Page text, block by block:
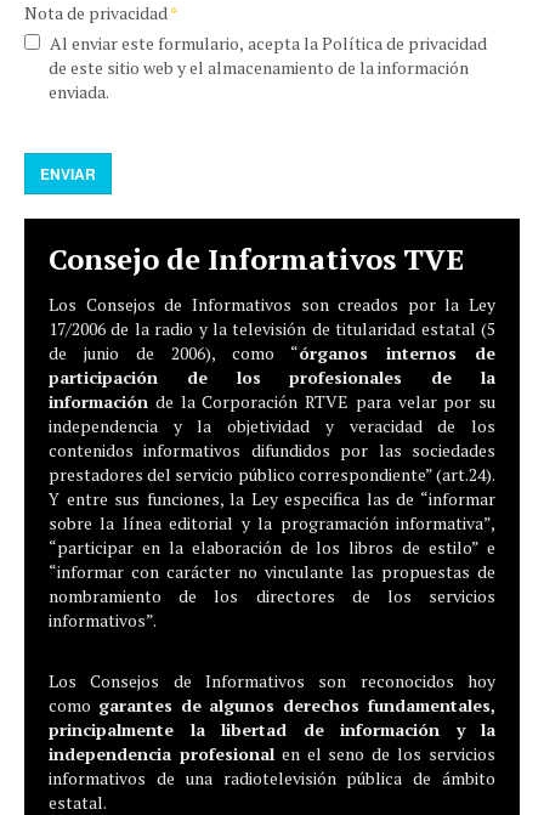
Nota de privacidad*
de este sitio web y el almacenamiento de la información
enviada.
ENVIAR
Consejo de Informativos TVE
Los Consejos de Informativos son creados por la Ley
17/2006 de la radio y la televisión de titularidad estatal (5
de junio de 2006), como “órganos internos de
participación de los profesionales de la
información de la Corporación RTVE para velar por su
independencia y la objetividad y veracidad de los
contenidos informativos difundidos por las sociedades
prestadores del servicio público correspondiente” (art.24).
Y entre sus funciones, la Ley especifica las de “informar
sobre la línea editorial y la programación informativa”,
“participar en la elaboración de los libros de estilo” e
“informar con carácter no vinculante las propuestas de
nombramiento de los directores de los servicios
informativos”.
Los Consejos de Informativos son reconocidos hoy
como garantes de algunos derechos fundamentales,
principalmente la libertad de información y la
independencia profesionalen el seno de los servicios
informativos de una radiotelevisión pública de ámbito
estatal.